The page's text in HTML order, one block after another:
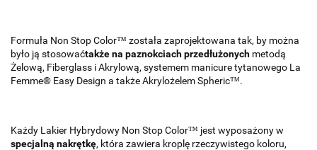
Formuła Non Stop Color™ została zaprojektowana tak, by można
było ją stosowaćtakże na paznokciach przedłużonych metodą
Żelową, Fiberglass i Akrylową, systemem manicure tytanowego La
Femme® Easy Design a także Akrylożelem Spheric™.
Każdy Lakier Hybrydowy Non Stop Color™ jest wyposażony w
specjalną nakrętkę, która zawiera kroplę rzeczywistego koloru,